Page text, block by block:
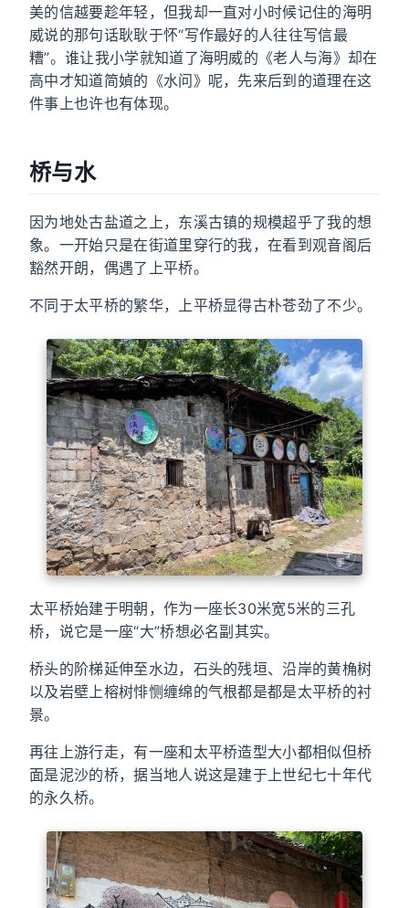
美的信越要趁年轻，但我却一直对小时候记住的海明
威说的那句话耿耿于怀“写作最好的人往往写信最
糟”。谁让我小学就知道了海明威的《老人与海》却在
高中才知道简媜的《水问》呢，先来后到的道理在这
件事上也许也有体现。
桥与水
因为地处古盐道之上，东溪古镇的规模超乎了我的想
象。一开始只是在街道里穿行的我，在看到观音阁后
豁然开朗，偶遇了上平桥。
不同于太平桥的繁华，上平桥显得古朴苍劲了不少。
太平桥始建于明朝，作为一座长30米宽5米的三孔
桥，说它是一座“大”桥想必名副其实。
桥头的阶梯延伸至水边，石头的残垣、沿岸的黄桷树
以及岩壁上榕树悱恻缠绵的气根都是都是太平桥的衬
景。
再往上游行走，有一座和太平桥造型大小都相似但桥
面是泥沙的桥，据当地人说这是建于上世纪七十年代
的永久桥。